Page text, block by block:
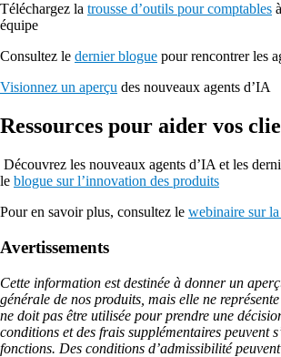
Téléchargez la trousse d’outils pour comptables
équipe
Consultez le dernier blogue pour rencontrer les
Visionnez un aperçu des nouveaux agents d’IA
Ressources pour aider vos
Découvrez les nouveaux agents d’IA et les
le blogue sur l’innovation des produits
Pour en savoir plus, consultez le webinaire sur
Avertissements
Cette information est destinée à donner un
générale de nos produits, mais elle ne
ne doit pas être utilisée pour prendre une
conditions et des frais supplémentaires peuvent
fonctions. Des conditions d’admissibilité